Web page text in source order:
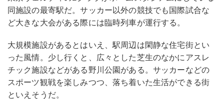
同施設の最寄駅だ。サッカー以外の競技でも国際試合な
ど大きな大会がある際には臨時列車が運行する。
大規模施設があるとはいえ、駅周辺は閑静な住宅街とい
った風情。少し行くと、広々とした芝生のなかにアスレ
チック施設などがある野川公園がある。サッカーなどの
スポーツ観戦を楽しみつつ、落ち着いた生活ができる街
といえそうだ。